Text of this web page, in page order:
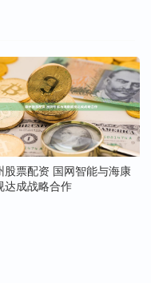
股票配资 国网智能与海康
达成战略合作